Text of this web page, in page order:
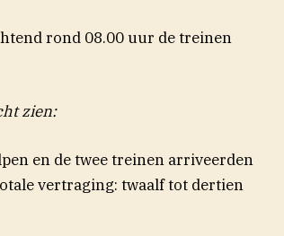
rond 08.00 uur de treinen
zien:
en de twee treinen arriveerden
vertraging: twaalf tot dertien